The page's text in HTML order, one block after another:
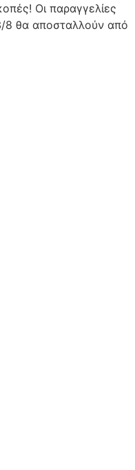
Οι παραγγελίες
θα αποσταλλούν από